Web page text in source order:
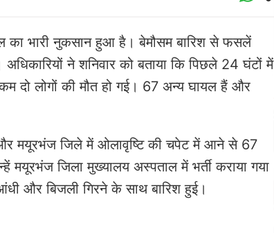
का भारी नुकसान हुआ है। बेमौसम बारिश से फसलें
ने शनिवार को बताया कि पिछले 24 घंटों में
दो लोगों की मौत हो गई। 67 अन्य घायल हैं और
और मयूरभंज जिले में ओलावृष्टि की चपेट में आने से 67
मयूरभंज जिला मुख्यालय अस्पताल में भर्ती कराया गया
और बिजली गिरने के साथ बारिश हुई।